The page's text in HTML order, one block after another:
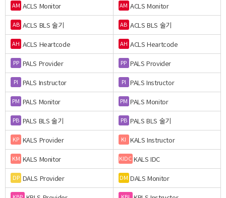
AM ACLS Monitor AM ACLS Monitor
AB ACLS BLS 술기 AB ACLS BLS 술기
AH ACLS Heartcode AH ACLS Heartcode
PP PALS Provider PP PALS Provider
PI PALS Instructor PI PALS Instructor
PM PALS Monitor PM PALS Monitor
PB PALS BLS 술기 PB PALS BLS 술기
KP KALS Provider KI KALS Instructor
KM KALS Monitor KIDC KALS IDC
DP DALS Provider DM DALS Monitor